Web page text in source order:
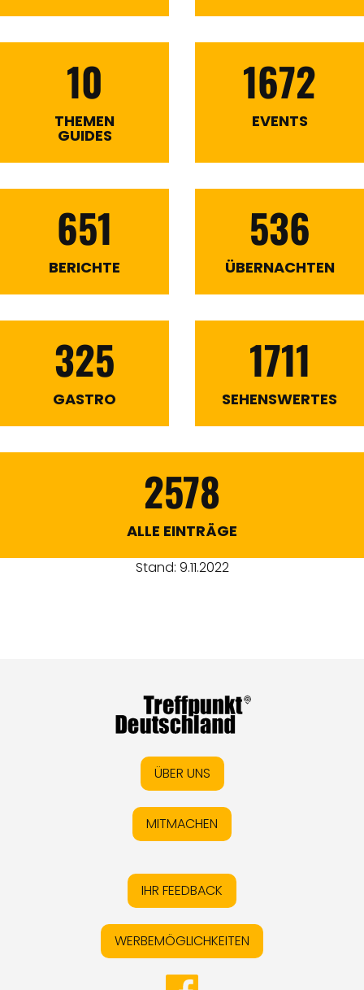
10
THEMEN
GUIDES
1672
EVENTS
651
BERICHTE
536
ÜBERNACHTEN
325
GASTRO
1711
SEHENSWERTES
2578
ALLE EINTRÄGE
Stand: 9.11.2022
ÜBER UNS
MITMACHEN
IHR FEEDBACK
WERBEMÖGLICHKEITEN